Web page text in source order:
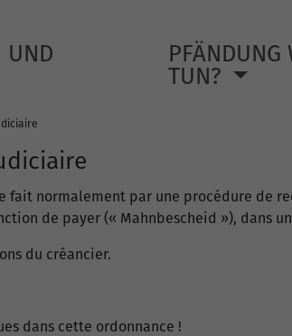
UND
PFÄNDUNG
TUN?
normalement par une procédure de
de payer (« Mahnbescheid »), dans
du créancier.
dans cette ordonnance !